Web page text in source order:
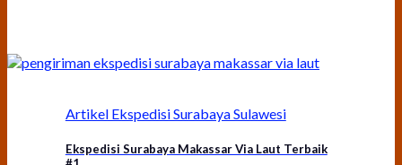
Artikel Ekspedisi Surabaya Sulawesi
Ekspedisi Surabaya Makassar Via Laut Terbaik